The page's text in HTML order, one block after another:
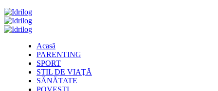
Acasă
PARENTING
SPORT
STIL DE VIAŢĂ
SĂNĂTATE
POVEŞTI